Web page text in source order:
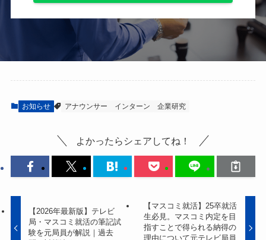
お知らせ アナウンサー インターン 企業研究
よかったらシェアしてね！
【2026年最新版】テレビ
局・マスコミ就活の筆記試
験を元局員が解説｜過去
【マスコミ就活】25卒就活
生必見。マスコミ内定を目
指すことで得られる納得の
理由について元テレビ局員